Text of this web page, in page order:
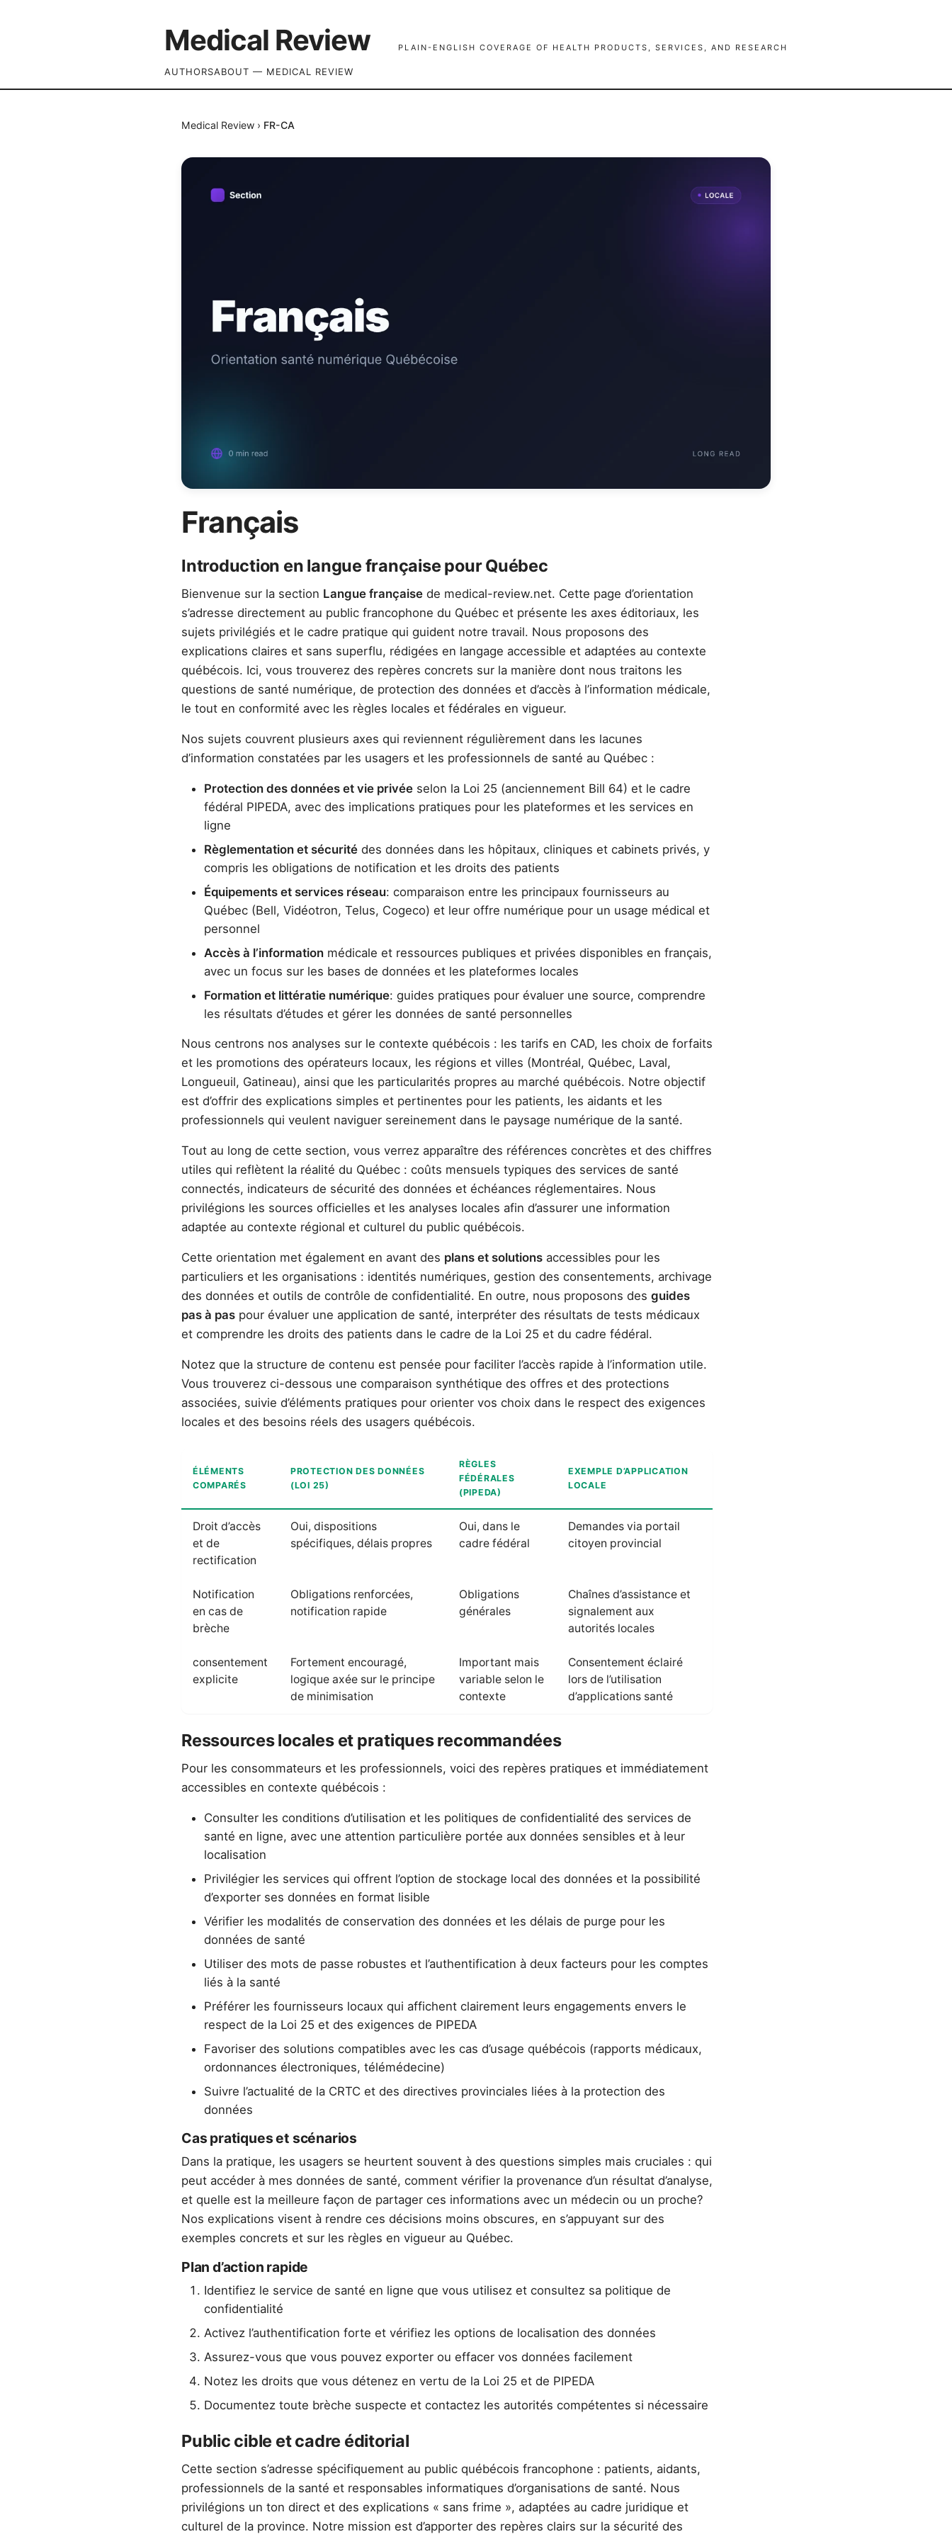
Medical Review PLAIN-ENGLISH COVERAGE OF HEALTH PRODUCTS, SERVICES, AND RESEARCH
AUTHORSABOUT — MEDICAL REVIEW
Medical Review › FR-CA
Français
Introduction en langue française pour Québec
Bienvenue sur la section Langue française de medical-review.net. Cette page d’orientation
s’adresse directement au public francophone du Québec et présente les axes éditoriaux, les
sujets privilégiés et le cadre pratique qui guident notre travail. Nous proposons des
explications claires et sans superflu, rédigées en langage accessible et adaptées au contexte
québécois. Ici, vous trouverez des repères concrets sur la manière dont nous traitons les
questions de santé numérique, de protection des données et d’accès à l’information médicale,
le tout en conformité avec les règles locales et fédérales en vigueur.
Nos sujets couvrent plusieurs axes qui reviennent régulièrement dans les lacunes
d’information constatées par les usagers et les professionnels de santé au Québec :
Protection des données et vie privée selon la Loi 25 (anciennement Bill 64) et le cadre
fédéral PIPEDA, avec des implications pratiques pour les plateformes et les services en
ligne
Règlementation et sécurité des données dans les hôpitaux, cliniques et cabinets privés, y
compris les obligations de notification et les droits des patients
Équipements et services réseau: comparaison entre les principaux fournisseurs au
Québec (Bell, Vidéotron, Telus, Cogeco) et leur offre numérique pour un usage médical et
personnel
Accès à l’information médicale et ressources publiques et privées disponibles en français,
avec un focus sur les bases de données et les plateformes locales
Formation et littératie numérique: guides pratiques pour évaluer une source, comprendre
les résultats d’études et gérer les données de santé personnelles
Nous centrons nos analyses sur le contexte québécois : les tarifs en CAD, les choix de forfaits
et les promotions des opérateurs locaux, les régions et villes (Montréal, Québec, Laval,
Longueuil, Gatineau), ainsi que les particularités propres au marché québécois. Notre objectif
est d’offrir des explications simples et pertinentes pour les patients, les aidants et les
professionnels qui veulent naviguer sereinement dans le paysage numérique de la santé.
Tout au long de cette section, vous verrez apparaître des références concrètes et des chiffres
utiles qui reflètent la réalité du Québec : coûts mensuels typiques des services de santé
connectés, indicateurs de sécurité des données et échéances réglementaires. Nous
privilégions les sources officielles et les analyses locales afin d’assurer une information
adaptée au contexte régional et culturel du public québécois.
Cette orientation met également en avant des plans et solutions accessibles pour les
particuliers et les organisations : identités numériques, gestion des consentements, archivage
des données et outils de contrôle de confidentialité. En outre, nous proposons des guides
pas à pas pour évaluer une application de santé, interpréter des résultats de tests médicaux
et comprendre les droits des patients dans le cadre de la Loi 25 et du cadre fédéral.
Notez que la structure de contenu est pensée pour faciliter l’accès rapide à l’information utile.
Vous trouverez ci-dessous une comparaison synthétique des offres et des protections
associées, suivie d’éléments pratiques pour orienter vos choix dans le respect des exigences
locales et des besoins réels des usagers québécois.
ÉLÉMENTS
COMPARÉS
PROTECTION DES DONNÉES
(LOI 25)
RÈGLES
FÉDÉRALES
(PIPEDA)
EXEMPLE D’APPLICATION
LOCALE
Droit d’accès
et de
rectification
Oui, dispositions
spécifiques, délais propres
Oui, dans le
cadre fédéral
Demandes via portail
citoyen provincial
Notification
en cas de
brèche
Obligations renforcées,
notification rapide
Obligations
générales
Chaînes d’assistance et
signalement aux
autorités locales
consentement
explicite
Fortement encouragé,
logique axée sur le principe
de minimisation
Important mais
variable selon le
contexte
Consentement éclairé
lors de l’utilisation
d’applications santé
Ressources locales et pratiques recommandées
Pour les consommateurs et les professionnels, voici des repères pratiques et immédiatement
accessibles en contexte québécois :
Consulter les conditions d’utilisation et les politiques de confidentialité des services de
santé en ligne, avec une attention particulière portée aux données sensibles et à leur
localisation
Privilégier les services qui offrent l’option de stockage local des données et la possibilité
d’exporter ses données en format lisible
Vérifier les modalités de conservation des données et les délais de purge pour les
données de santé
Utiliser des mots de passe robustes et l’authentification à deux facteurs pour les comptes
liés à la santé
Préférer les fournisseurs locaux qui affichent clairement leurs engagements envers le
respect de la Loi 25 et des exigences de PIPEDA
Favoriser des solutions compatibles avec les cas d’usage québécois (rapports médicaux,
ordonnances électroniques, télémédecine)
Suivre l’actualité de la CRTC et des directives provinciales liées à la protection des
données
Cas pratiques et scénarios
Dans la pratique, les usagers se heurtent souvent à des questions simples mais cruciales : qui
peut accéder à mes données de santé, comment vérifier la provenance d’un résultat d’analyse,
et quelle est la meilleure façon de partager ces informations avec un médecin ou un proche?
Nos explications visent à rendre ces décisions moins obscures, en s’appuyant sur des
exemples concrets et sur les règles en vigueur au Québec.
Plan d’action rapide
Identifiez le service de santé en ligne que vous utilisez et consultez sa politique de
confidentialité
Activez l’authentification forte et vérifiez les options de localisation des données
Assurez-vous que vous pouvez exporter ou effacer vos données facilement
Notez les droits que vous détenez en vertu de la Loi 25 et de PIPEDA
Documentez toute brèche suspecte et contactez les autorités compétentes si nécessaire
Public cible et cadre éditorial
Cette section s’adresse spécifiquement au public québécois francophone : patients, aidants,
professionnels de la santé et responsables informatiques d’organisations de santé. Nous
privilégions un ton direct et des explications « sans frime », adaptées au cadre juridique et
culturel de la province. Notre mission est d’apporter des repères clairs sur la sécurité des